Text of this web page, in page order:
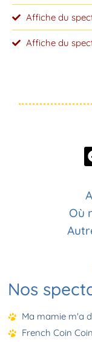
Affiche du
Affiche du
Nos
Ma mamie m'a
French Coin Coin
Où